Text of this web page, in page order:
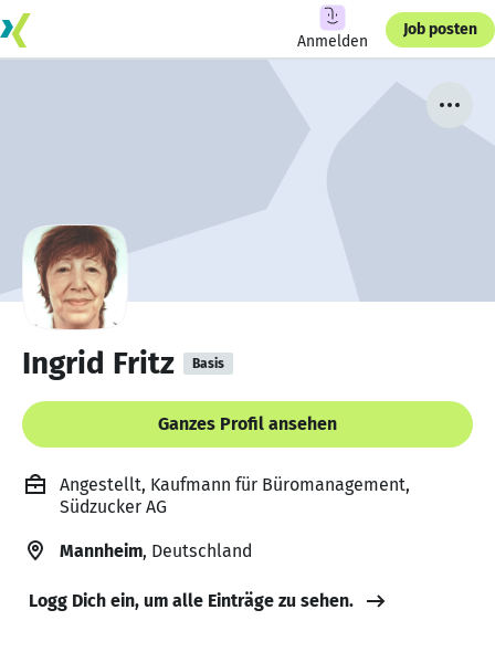
Anmelden
Job posten
Ingrid Fritz Basis
Ganzes Profil ansehen
Angestellt, Kaufmann für Büromanagement,
Südzucker AG
Mannheim, Deutschland
Logg Dich ein, um alle Einträge zu sehen.